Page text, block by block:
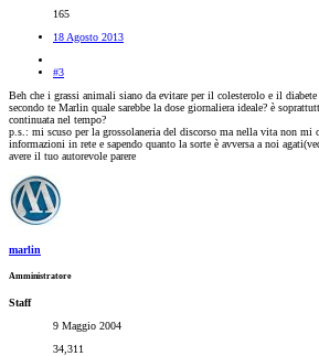
165
18 Agosto 2013
#3
Beh che i grassi animali siano da evitare per il colesterolo e il diabete
secondo te Marlin quale sarebbe la dose giornaliera ideale? è
continuata nel tempo?
p.s.: mi scuso per la grossolaneria del discorso ma nella vita non mi
informazioni in rete e sapendo quanto la sorte è avversa a noi
avere il tuo autorevole parere
marlin
Amministratore
Staff
9 Maggio 2004
34,311